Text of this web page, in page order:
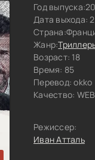
Год выпуска:
Дата выхода:
Страна:
Жанр:
Возраст: 18
Время: 85
Перевод:okko
Качество:
Режиссер:
Иван Атталь